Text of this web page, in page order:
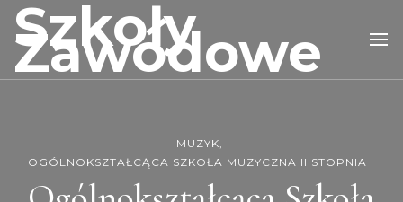
Szkoły
Zawodowe
MUZYK
OGÓLNOKSZTAŁCĄCA SZKOŁA MUZYCZNA II STOPNIA